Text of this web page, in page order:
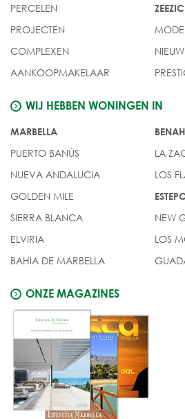
PERCELEN
PROJECTEN
COMPLEXEN
AANKOOPMAKELAAR
WIJ HEBBEN WONINGEN IN
MARBELLA
PUERTO BANÚS
NUEVA ANDALUCIA
GOLDEN MILE
SIERRA BLANCA
ELVIRIA
BAHIA DE MARBELLA
LA
LOS
NEW
LOS
ONZE MAGAZINES